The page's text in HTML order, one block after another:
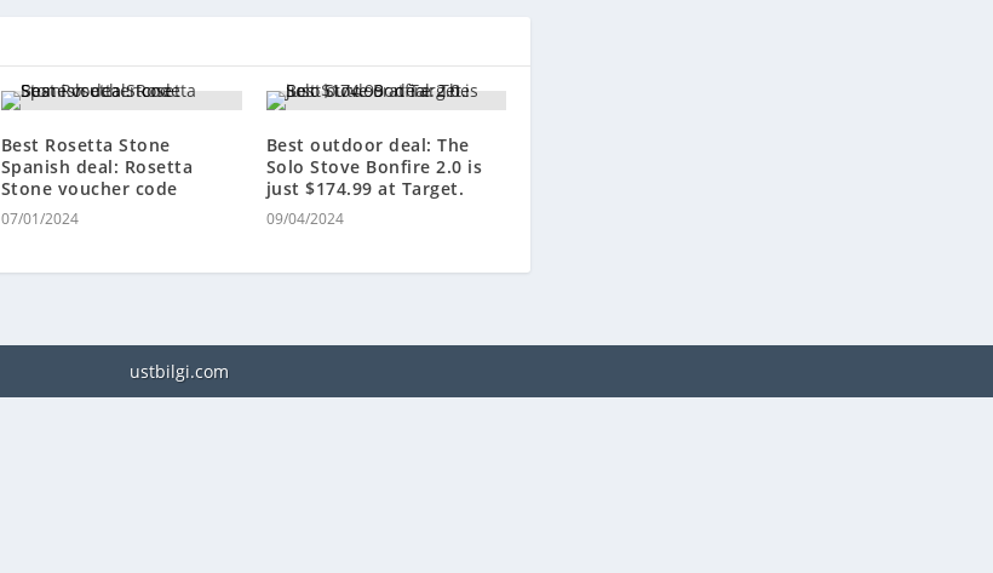
Best Rosetta Stone
Spanish deal: Rosetta
Stone voucher code
07/01/2024
Best outdoor deal: The
Solo Stove Bonfire 2.0 is
just $174.99 at Target.
09/04/2024
ustbilgi.com